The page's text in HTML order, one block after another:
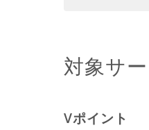
対象サ
Vポイント